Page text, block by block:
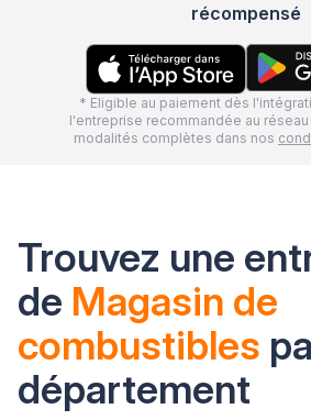
récompensé
* Eligible au paiement dès
l'entreprise recommandée au réseau
modalités complètes dans nos
Trouvez une
de Magasin de
combustibles
département